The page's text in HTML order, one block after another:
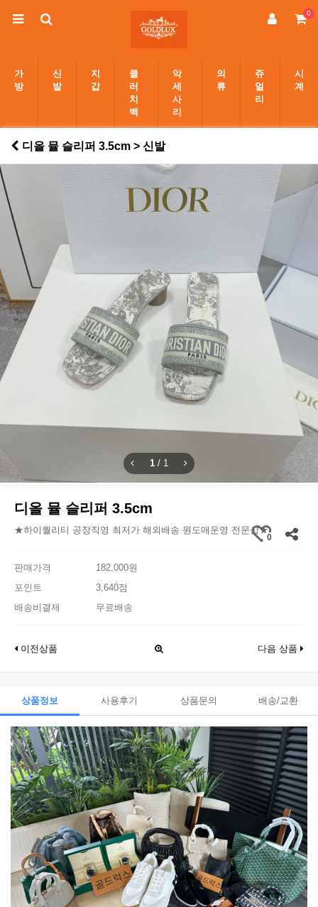
0
가
방
신
발
지
갑
클
러
치
백
악
세
사
리
의
류
쥬
얼
리
시
계
디올 뮬 슬리퍼 3.5cm > 신발
1 / 1
디올 뮬 슬리퍼 3.5cm
★하이퀄리티 공장직영 최저가 해외배송 원도매운영 전문샵★
0
판매가격
182,000원
포인트
3,640점
배송비결제
무료배송
이전상품 다음 상품
상품정보 사용후기 상품문의 배송/교환